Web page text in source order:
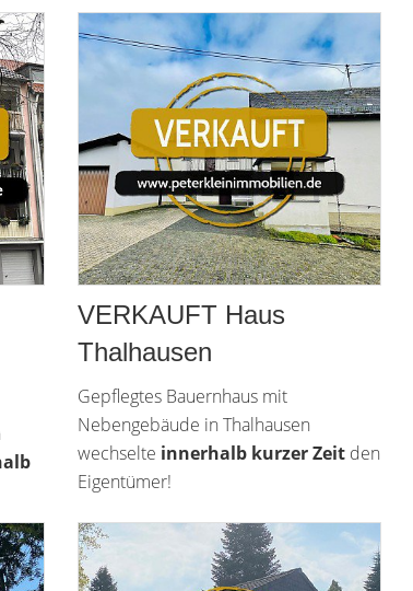
VERKAUFT Haus
Thalhausen
Gepflegtes Bauernhaus mit
Nebengebäude in Thalhausen
wechselte innerhalb kurzer Zeit den
Eigentümer!